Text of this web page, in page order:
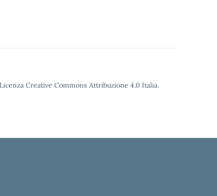
Creative Commons Attribuzione 4.0 Italia.